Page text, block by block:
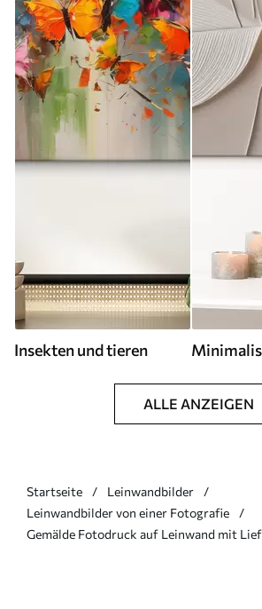
Insekten und tieren
ALLE ANZEIGEN
Startseite
Leinwandbilder
Leinwandbilder von einer Fotografie
Gemälde Fotodruck auf Leinwand mit